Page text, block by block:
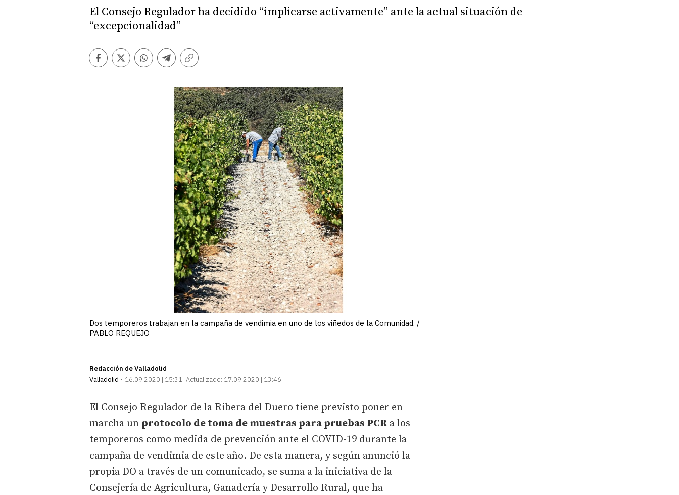
El Consejo Regulador ha decidido “implicarse activamente” ante la actual situación de
“excepcionalidad”
Facebook
TwitterWhatsapp
Telegram
Copiar
Dos temporeros trabajan en la campaña de vendimia en uno de los viñedos de la Comunidad. /
PABLO REQUEJO
Redacción de Valladolid
Valladolid
16.09.2020 | 15:31 Actualizado: 17.09.2020 | 13:46
El Consejo Regulador de la Ribera del Duero tiene previsto poner en
marcha un protocolo de toma de muestras para pruebas PCR a los
temporeros como medida de prevención ante el COVID-19 durante la
campaña de vendimia de este año. De esta manera, y según anunció la
propia DO a través de un comunicado, se suma a la iniciativa de la
Consejería de Agricultura, Ganadería y Desarrollo Rural, que ha